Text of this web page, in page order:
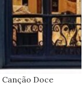
Canção Doce